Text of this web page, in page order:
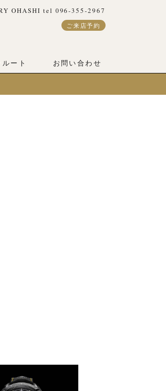
OHASHI tel 096-355-2967
ご来店予約
ルート お問い合わせ